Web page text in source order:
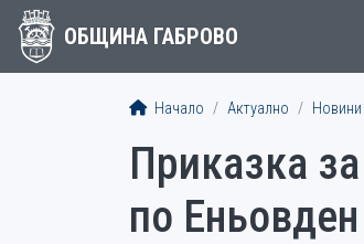
ОБЩИНА ГАБРОВО
Начало Актуално Новини
Приказка
по Еньовден